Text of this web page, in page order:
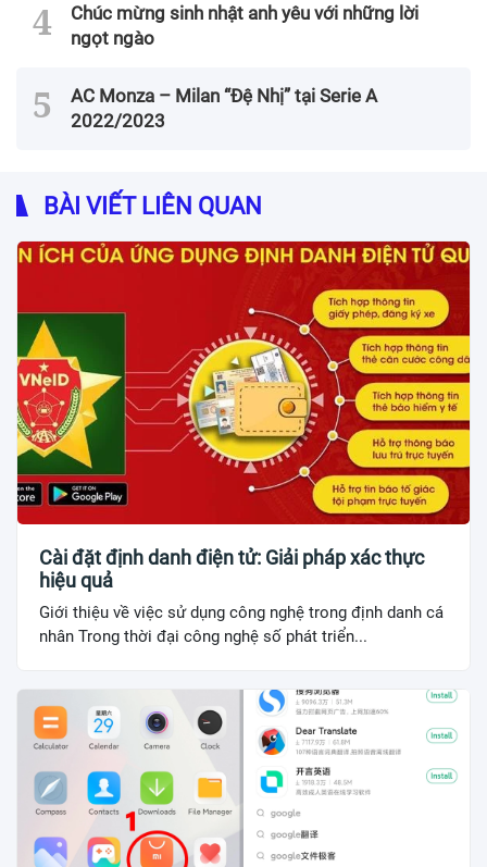
Chúc mừng sinh nhật anh yêu với những lời
ngọt ngào
AC Monza – Milan “Đệ Nhị” tại Serie A
2022/2023
BÀI VIẾT LIÊN QUAN
Cài đặt định danh điện tử: Giải pháp xác thực
hiệu quả
Giới thiệu về việc sử dụng công nghệ trong định danh cá
nhân Trong thời đại công nghệ số phát triển...